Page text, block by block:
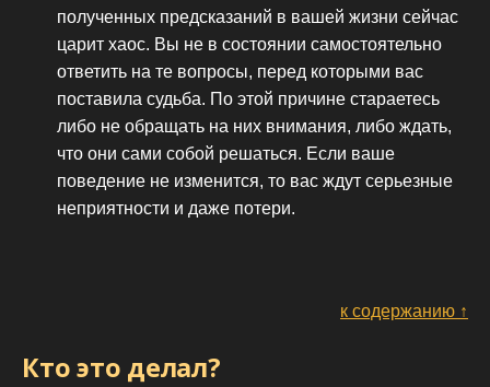
полученных предсказаний в вашей жизни сейчас
царит хаос. Вы не в состоянии самостоятельно
ответить на те вопросы, перед которыми вас
поставила судьба. По этой причине стараетесь
либо не обращать на них внимания, либо ждать,
что они сами собой решаться. Если ваше
поведение не изменится, то вас ждут серьезные
неприятности и даже потери.
к содержанию ↑
Кто это делал?